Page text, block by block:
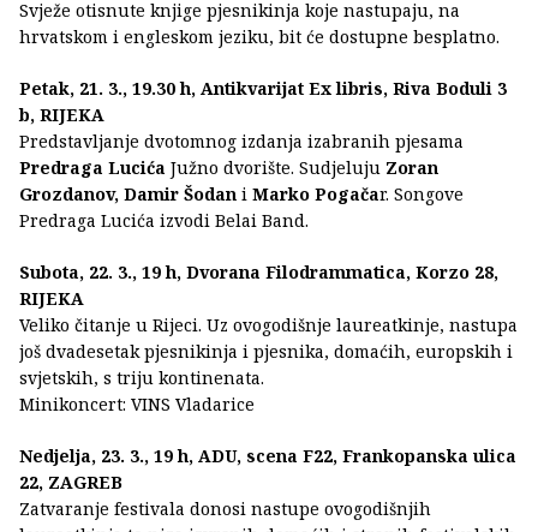
Svježe otisnute knjige pjesnikinja koje nastupaju, na
hrvatskom i engleskom jeziku, bit će dostupne besplatno.
Petak, 21. 3., 19.30 h, Antikvarijat Ex libris, Riva Boduli 3
b, RIJEKA
Predstavljanje dvotomnog izdanja izabranih pjesama
Predraga Lucića Južno dvorište. Sudjeluju Zoran
Grozdanov, Damir Šodan i Marko Pogačar. Songove
Predraga Lucića izvodi Belai Band.
Subota, 22. 3., 19 h, Dvorana Filodrammatica, Korzo 28,
RIJEKA
Veliko čitanje u Rijeci. Uz ovogodišnje laureatkinje, nastupa
još dvadesetak pjesnikinja i pjesnika, domaćih, europskih i
svjetskih, s triju kontinenata.
Minikoncert: VINS Vladarice
Nedjelja, 23. 3., 19 h, ADU, scena F22, Frankopanska ulica
22, ZAGREB
Zatvaranje festivala donosi nastupe ovogodišnjih